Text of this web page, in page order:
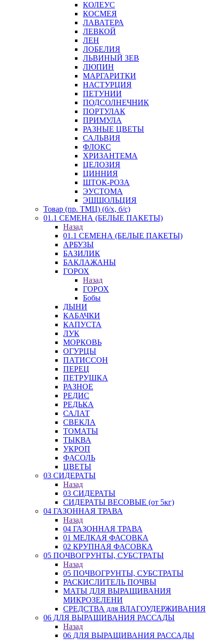
КОЛЕУС
КОСМЕЯ
ЛАВАТЕРА
ЛЕВКОЙ
ЛЕН
ЛОБЕЛИЯ
ЛЬВИНЫЙ ЗЕВ
ЛЮПИН
МАРГАРИТКИ
НАСТУРЦИЯ
ПЕТУНИИ
ПОДСОЛНЕЧНИК
ПОРТУЛАК
ПРИМУЛА
РАЗНЫЕ ЦВЕТЫ
САЛЬВИЯ
ФЛОКС
ХРИЗАНТЕМА
ЦЕЛОЗИЯ
ЦИННИЯ
ШТОК-РОЗА
ЭУСТОМА
ЭШШОЛЬЦИЯ
Товар (пр. ТМЦ) (б/х, б/с)
01.1 СЕМЕНА (БЕЛЫЕ ПАКЕТЫ)
Назад
01.1 СЕМЕНА (БЕЛЫЕ ПАКЕТЫ)
АРБУЗЫ
БАЗИЛИК
БАКЛАЖАНЫ
ГОРОХ
Назад
ГОРОХ
Бобы
ДЫНИ
КАБАЧКИ
КАПУСТА
ЛУК
МОРКОВЬ
ОГУРЦЫ
ПАТИССОН
ПЕРЕЦ
ПЕТРУШКА
РАЗНОЕ
РЕДИС
РЕДЬКА
САЛАТ
СВЕКЛА
ТОМАТЫ
ТЫКВА
УКРОП
ФАСОЛЬ
ЦВЕТЫ
03 СИДЕРАТЫ
Назад
03 СИДЕРАТЫ
СИДЕРАТЫ ВЕСОВЫЕ (от 5кг)
04 ГАЗОННАЯ ТРАВА
Назад
04 ГАЗОННАЯ ТРАВА
01 МЕЛКАЯ ФАСОВКА
02 КРУПНАЯ ФАСОВКА
05 ПОЧВОГРУНТЫ, СУБСТРАТЫ
Назад
05 ПОЧВОГРУНТЫ, СУБСТРАТЫ
РАСКИСЛИТЕЛЬ ПОЧВЫ
МАТЫ ДЛЯ ВЫРАЩИВАНИЯ
МИКРОЗЕЛЕНИ
СРЕДСТВА для ВЛАГОУДЕРЖИВАНИЯ
06 ДЛЯ ВЫРАЩИВАНИЯ РАССАДЫ
Назад
06 ДЛЯ ВЫРАЩИВАНИЯ РАССАДЫ